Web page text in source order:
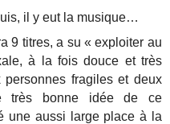
il y eut la musique…
9 titres, a su « exploiter au
à la fois douce et très
fragiles et deux
très bonne idée de ce
une aussi large place à la